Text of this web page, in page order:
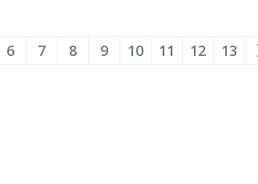
6 7 8 9 10 11 12 13